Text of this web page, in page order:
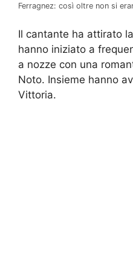
Ferragnez: così oltre non si
Il cantante ha attirato
hanno iniziato a
a nozze con una
Noto. Insieme hanno
Vittoria.